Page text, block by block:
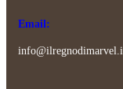
Email: